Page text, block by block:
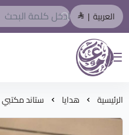
العربية |
المصمم العربي
الرئيسية هدايا ستاند مكتبي